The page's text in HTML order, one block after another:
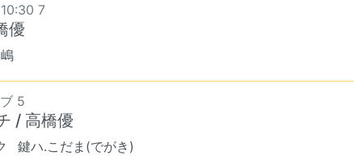
7
優
5
/ 高橋優
鍵ハ.こだま(でがき)